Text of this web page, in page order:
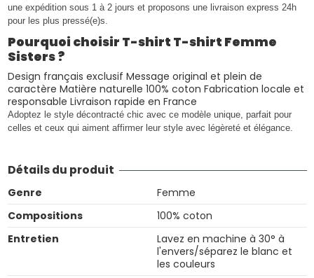
une expédition sous 1 à 2 jours et proposons une livraison express 24h
pour les plus pressé(e)s.
Pourquoi choisir T-shirt T-shirt Femme
Sisters ?
Design français exclusif Message original et plein de
caractère Matière naturelle 100% coton Fabrication locale et
responsable Livraison rapide en France
Adoptez le style décontracté chic avec ce modèle unique, parfait pour
celles et ceux qui aiment affirmer leur style avec légèreté et élégance.
Détails du produit
Genre
Femme
Compositions
100% coton
Entretien
Lavez en machine à 30° à
l'envers/séparez le blanc et
les couleurs